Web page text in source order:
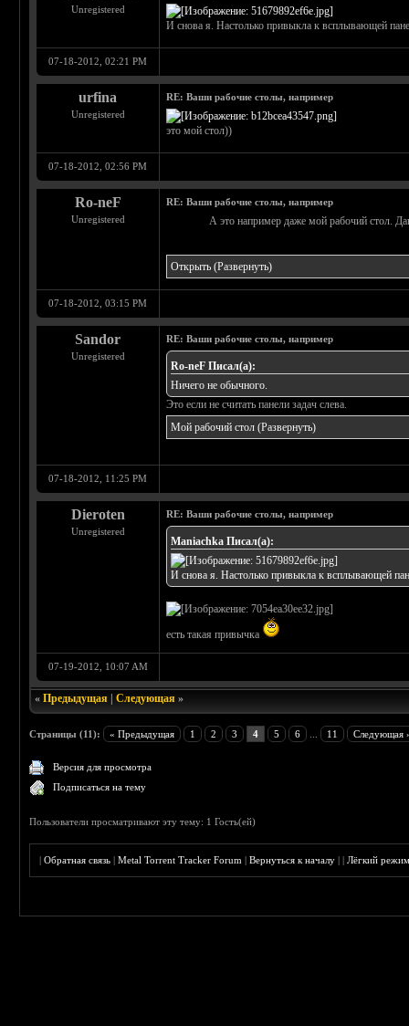
Unregistered
И снова я. Настолько привыкла к всплывающей
07-18-2012, 02:21 PM
urfina
Unregistered
RE: Ваши рабочие столы, например
это мой стол))
07-18-2012, 02:56 PM
Ro-neF
Unregistered
RE: Ваши рабочие столы, например
А это например даже мой рабочий стол.
Открыть(Развернуть)
07-18-2012, 03:15 PM
Sandor
Unregistered
RE: Ваши рабочие столы, например
Ro-neF Писал(а):
Ничего не обычного.
Это если не считать панели задач слева.
Мой рабочий стол(Развернуть)
07-18-2012, 11:25 PM
Dieroten
Unregistered
RE: Ваши рабочие столы, например
Maniachka Писал(а):
И снова я. Настолько привыкла к всплывающей
есть такая привычка
07-19-2012, 10:07 AM
«Предыдущая |Следующая »
Страницы (11): « Предыдущая 1 2 3 4 5 6 11 Следующая
Версия для просмотра
Подписаться на тему
Пользователи просматривают эту тему: 1 Гость(ей)
|Обратная связь |Metal Torrent Tracker Forum |Вернуться к началу ||Лёгкий